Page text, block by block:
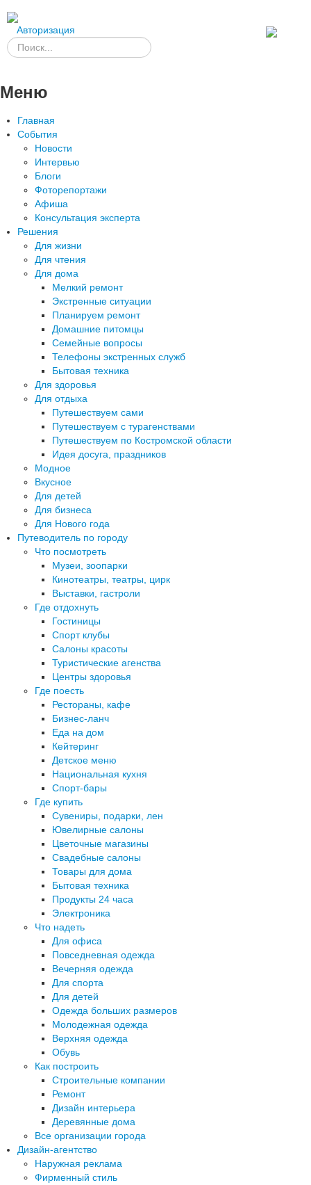
Авторизация
Меню
Главная
События
Новости
Интервью
Блоги
Фоторепортажи
Афиша
Консультация эксперта
Решения
Для жизни
Для чтения
Для дома
Мелкий ремонт
Экстренные ситуации
Планируем ремонт
Домашние питомцы
Семейные вопросы
Телефоны экстренных служб
Бытовая техника
Для здоровья
Для отдыха
Путешествуем сами
Путешествуем с турагенствами
Путешествуем по Костромской области
Идея досуга, праздников
Модное
Вкусное
Для детей
Для бизнеса
Для Нового года
Путеводитель по городу
Что посмотреть
Музеи, зоопарки
Кинотеатры, театры, цирк
Выставки, гастроли
Где отдохнуть
Гостиницы
Спорт клубы
Салоны красоты
Туристические агенства
Центры здоровья
Где поесть
Рестораны, кафе
Бизнес-ланч
Еда на дом
Кейтеринг
Детское меню
Национальная кухня
Спорт-бары
Где купить
Сувениры, подарки, лен
Ювелирные салоны
Цветочные магазины
Свадебные салоны
Товары для дома
Бытовая техника
Продукты 24 часа
Электроника
Что надеть
Для офиса
Повседневная одежда
Вечерняя одежда
Для спорта
Для детей
Одежда больших размеров
Молодежная одежда
Верхняя одежда
Обувь
Как построить
Строительные компании
Ремонт
Дизайн интерьера
Деревянные дома
Все организации города
Дизайн-агентство
Наружная реклама
Фирменный стиль